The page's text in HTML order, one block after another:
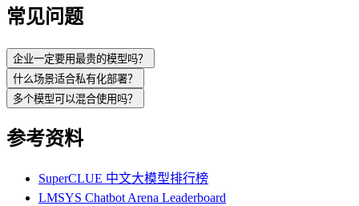
常见问题
企业一定要用最贵的模型吗？
什么场景适合私有化部署？
多个模型可以混合使用吗？
参考资料
SuperCLUE 中文大模型排行榜
LMSYS Chatbot Arena Leaderboard